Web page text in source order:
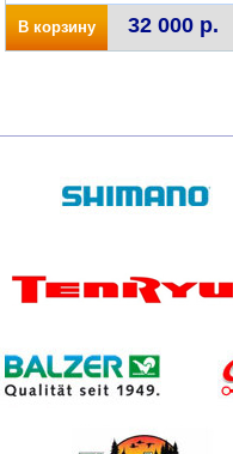
В корзину 32 000 р.